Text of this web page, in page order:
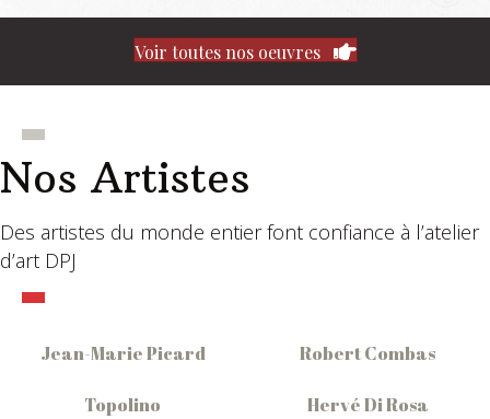
Voir toutes nos oeuvres
Nos Artistes
Des artistes du monde entier font confiance à l’atelier
d’art DPJ
Jean-Marie Picard Robert Combas
Topolino Hervé Di Rosa